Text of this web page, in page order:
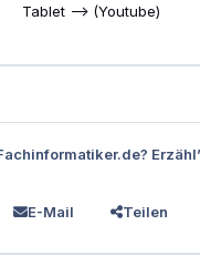
Tablet --> (Youtube)
E-Mail Teilen